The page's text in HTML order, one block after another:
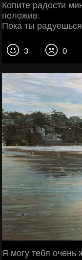
Копите радости
положив.
Пока ты
3 0
Я могу тебя очень